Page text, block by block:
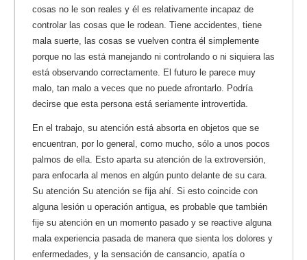
cosas no le son reales y él es relativamente incapaz de
controlar las cosas que le rodean. Tiene accidentes, tiene
mala suerte, las cosas se vuelven contra él simplemente
porque no las está manejando ni controlando o ni siquiera las
está observando correctamente. El futuro le parece muy
malo, tan malo a veces que no puede afrontarlo. Podría
decirse que esta persona está seriamente introvertida.
En el trabajo, su atención está absorta en objetos que se
encuentran, por lo general, como mucho, sólo a unos pocos
palmos de ella. Esto aparta su atención de la extroversión,
para enfocarla al menos en algún punto delante de su cara.
Su atención Su atención se fija ahí. Si esto coincide con
alguna lesión u operación antigua, es probable que también
fije su atención en un momento pasado y se reactive alguna
mala experiencia pasada de manera que sienta los dolores y
enfermedades, y la sensación de cansancio, apatía o